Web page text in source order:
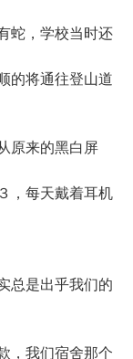
蛇，学校当时还
的将通往登山道
原来的黑白屏
，每天戴着耳机
是出乎我们的
我们宿舍那个